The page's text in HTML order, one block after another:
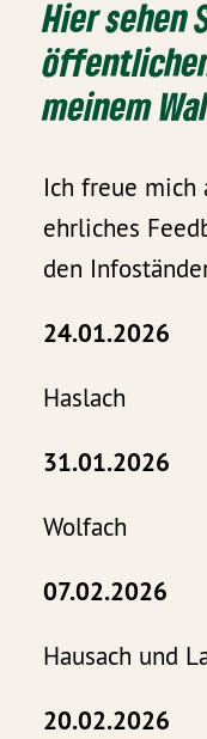
Hier sehen
meinem
Ich freue mich
ehrliches
den
24.01.2026
Haslach
31.01.2026
Wolfach
07.02.2026
Hausach und
20.02.2026